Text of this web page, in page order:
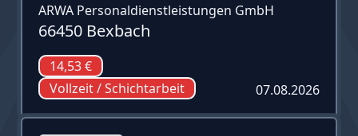
ARWA Personaldienstleistungen GmbH
66450 Bexbach
14,53 €
Vollzeit / Schichtarbeit
07.08.2026